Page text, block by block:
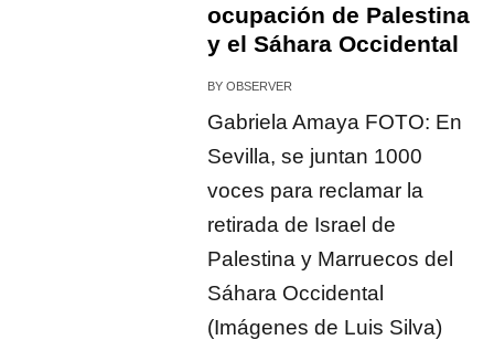
ocupación de Palestina
y el Sáhara Occidental
BYOBSERVER
Gabriela Amaya FOTO: En
Sevilla, se juntan 1000
voces para reclamar la
retirada de Israel de
Palestina y Marruecos del
Sáhara Occidental
(Imágenes de Luis Silva)